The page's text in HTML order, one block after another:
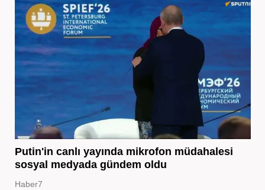
Putin'in canlı yayında mikrofon müdahalesi
sosyal medyada gündem oldu
Haber7